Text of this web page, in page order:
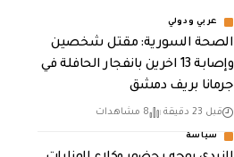
عربي ودولي
الصحة السورية: مقتل شخصين
وإصابة 13 اخرين بانفجار الحافلة في
جرمانا بريف دمشق
قبل 23 دقيقة 8 مشاهدات
سياسة